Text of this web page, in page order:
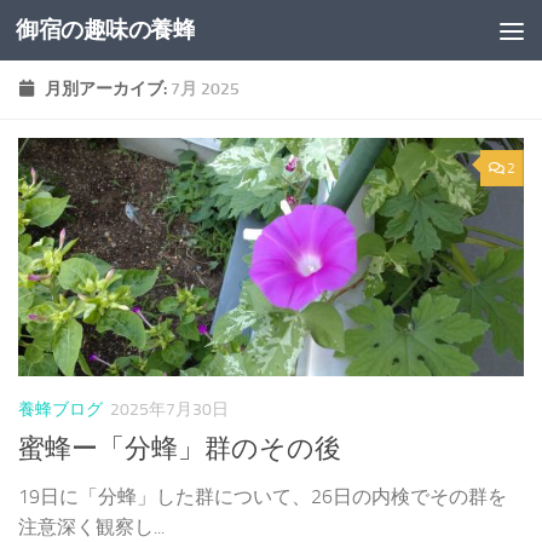
コンテンツへスキップ
御宿の趣味の養蜂
月別アーカイブ: 7月 2025
2
養蜂ブログ 2025年7月30日
蜜蜂ー「分蜂」群のその後
19日に「分蜂」した群について、26日の内検でその群を
注意深く観察し...